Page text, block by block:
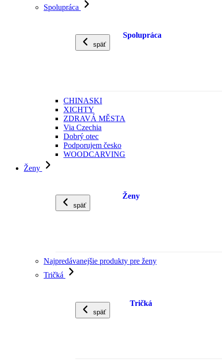
Spolupráca
späť
Spolupráca
CHINASKI
XICHTY
ZDRAVÁ MĚSTA
Via Czechia
Dobrý otec
Podporujem česko
WOODCARVING
Ženy
späť
Ženy
Najpredávanejšie produkty pre ženy
Tričká
späť
Tričká